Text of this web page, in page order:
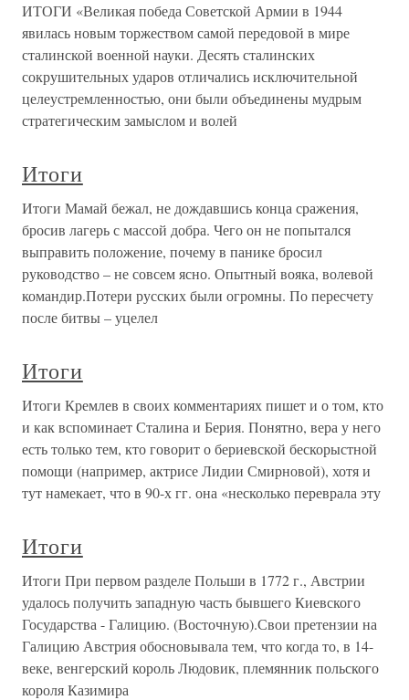
ИТОГИ «Великая победа Советской Армии в 1944
явилась новым торжеством самой передовой в мире
сталинской военной науки. Десять сталинских
сокрушительных ударов отличались исключительной
целеустремленностью, они были объединены мудрым
стратегическим замыслом и волей
Итоги
Итоги Мамай бежал, не дождавшись конца сражения,
бросив лагерь с массой добра. Чего он не попытался
выправить положение, почему в панике бросил
руководство – не совсем ясно. Опытный вояка, волевой
командир.Потери русских были огромны. По пересчету
после битвы – уцелел
Итоги
Итоги Кремлев в своих комментариях пишет и о том, кто
и как вспоминает Сталина и Берия. Понятно, вера у него
есть только тем, кто говорит о бериевской бескорыстной
помощи (например, актрисе Лидии Смирновой), хотя и
тут намекает, что в 90-х гг. она «несколько переврала эту
Итоги
Итоги При первом разделе Польши в 1772 г., Австрии
удалось получить западную часть бывшего Киевского
Государства - Галицию. (Восточную).Свои претензии на
Галицию Австрия обосновывала тем, что когда то, в 14-
веке, венгерский король Людовик, племянник польского
короля Казимира